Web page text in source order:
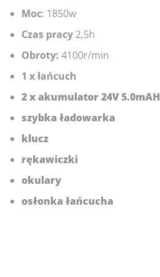
Moc: 1850w
Czas pracy2,5h
Obroty: 4100r/min
1 x łańcuch
2 x akumulator 24V 5.0mAH
szybka ładowarka
klucz
rękawiczki
okulary
osłonka łańcucha